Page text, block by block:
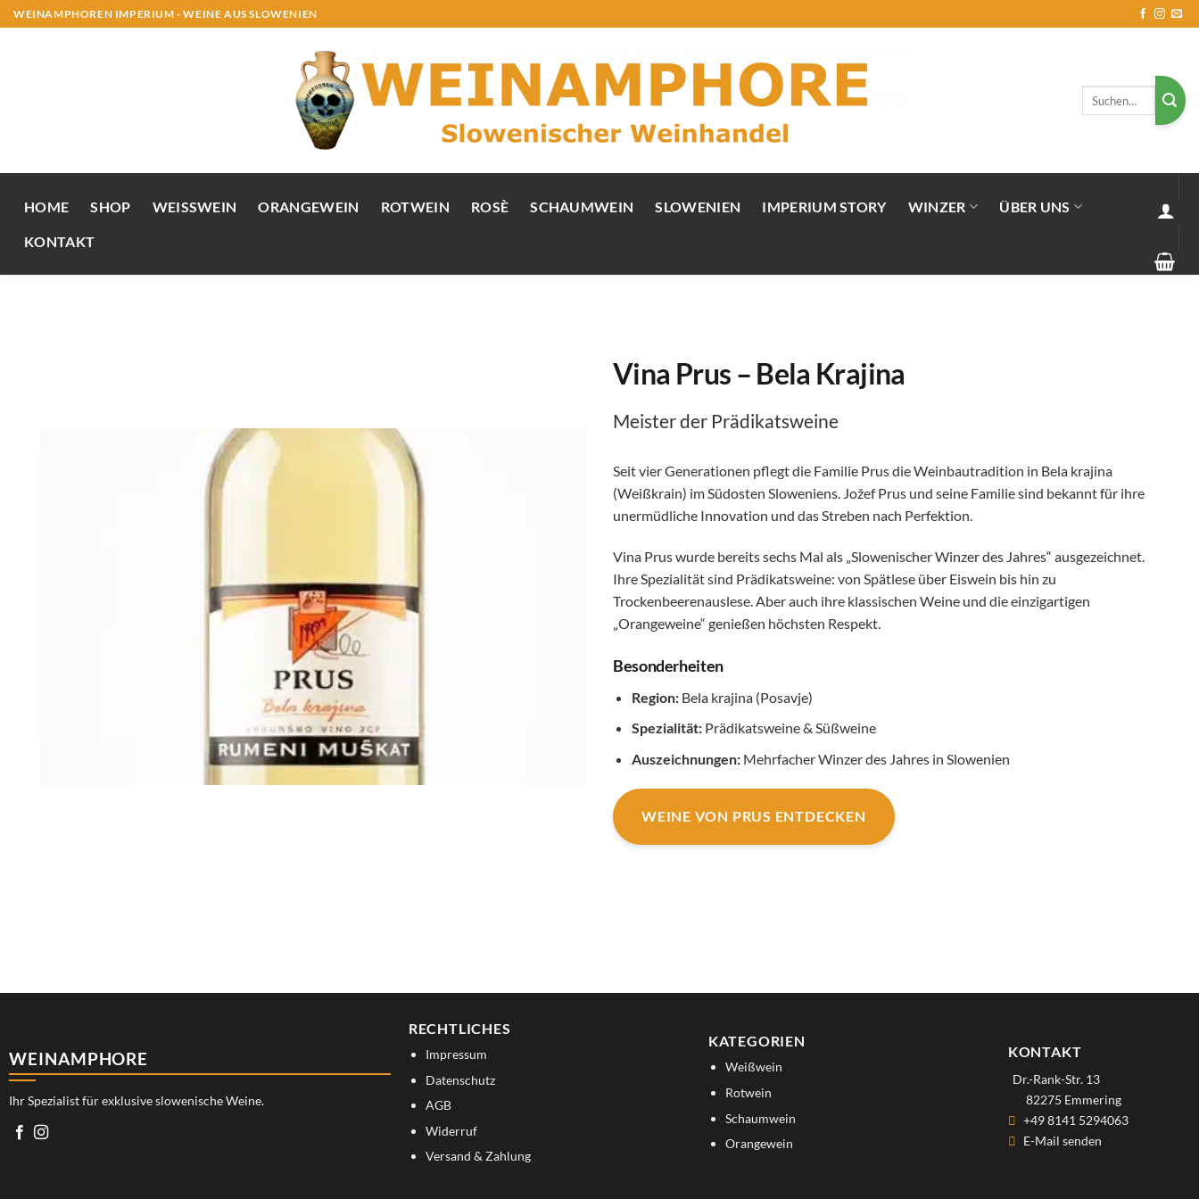
Zum
Inhalt
WEINAMPHOREN IMPERIUM - WEINE AUS SLOWENIEN
HOME SHOP WEISSWEIN ORANGEWEIN ROTWEIN ROSÈ SCHAUMWEIN SLOWENIEN IMPERIUM STORY WINZER ÜBER UNS
KONTAKT
Vina Prus – Bela Krajina
Meister der Prädikatsweine
Seit vier Generationen pflegt die Familie Prus die Weinbautradition in Bela krajina
(Weißkrain) im Südosten Sloweniens. Jožef Prus und seine Familie sind bekannt für ihre
unermüdliche Innovation und das Streben nach Perfektion.
Vina Prus wurde bereits sechs Mal als „Slowenischer Winzer des Jahres“ ausgezeichnet.
Ihre Spezialität sind Prädikatsweine: von Spätlese über Eiswein bis hin zu
Trockenbeerenauslese. Aber auch ihre klassischen Weine und die einzigartigen
„Orangeweine“ genießen höchsten Respekt.
Besonderheiten
Region:Bela krajina (Posavje)
Spezialität:Prädikatsweine & Süßweine
Auszeichnungen:Mehrfacher Winzer des Jahres in Slowenien
WEINE VON PRUS ENTDECKEN
WEINAMPHORE
Ihr Spezialist für exklusive slowenische Weine.
RECHTLICHES
Impressum
Datenschutz
AGB
Widerruf
Versand & Zahlung
KATEGORIEN
Weißwein
Rotwein
Schaumwein
Orangewein
KONTAKT
Dr.-Rank-Str. 13
82275 Emmering
+49 8141 5294063
E-Mail senden